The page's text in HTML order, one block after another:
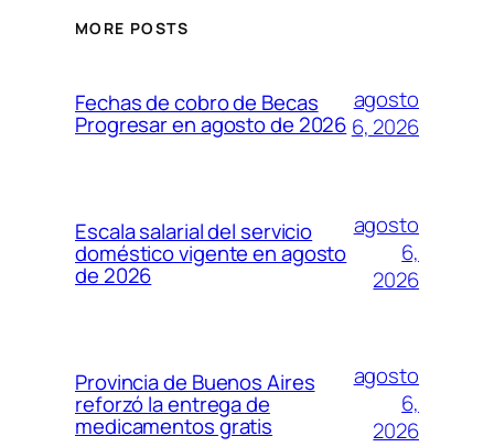
MORE POSTS
Fechas de cobro de Becas
Progresar en agosto de 2026
agosto
6, 2026
Escala salarial del servicio
doméstico vigente en agosto
de 2026
agosto
6,
2026
Provincia de Buenos Aires
reforzó la entrega de
medicamentos gratis
agosto
6,
2026